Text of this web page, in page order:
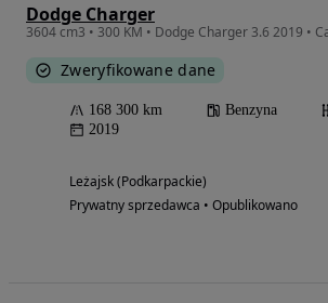
Dodge Charger
Zweryfikowane dane
168 300 km Benzyna
2019
Leżajsk (Podkarpackie)
Prywatny sprzedawca • Opublikowano